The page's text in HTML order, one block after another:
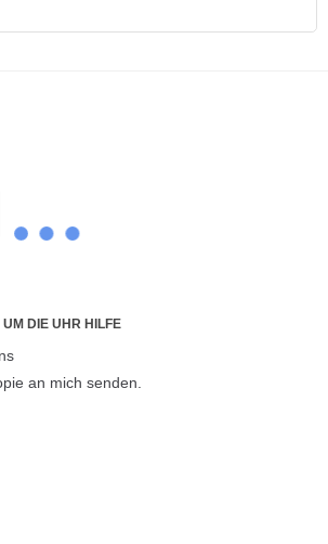
DIE UHR HILFE
an mich senden.